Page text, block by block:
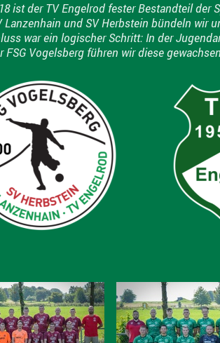
ist der TV Engelrod fester Bestandteil der
Lanzenhain und SV Herbstein bündeln wir
war ein logischer Schritt: In der
FSG Vogelsberg führen wir diese